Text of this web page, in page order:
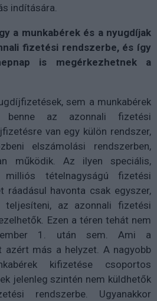
indítására.
a munkabérek és a nyugdíjak
fizetési rendszerbe, és így
is megérkezhetnek a
sem a munkabérek
az azonnali fizetési
van egy külön rendszer,
elszámolási rendszerben,
működik. Az ilyen speciális,
milliós tételnagyságú fizetési
ráadásul havonta csak egyszer,
az azonnali fizetési
Ezen a téren tehát nem
1. után sem. Ami a
azért más a helyzet. A nagyobb
kifizetése csoportos
jelenleg szintén nem küldhetők
rendszerbe. Ugyanakkor